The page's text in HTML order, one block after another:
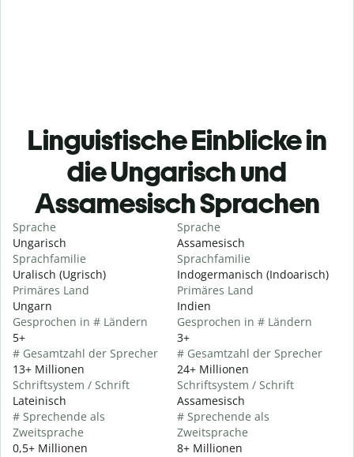
Linguistische Einblicke in
die Ungarisch und
Assamesisch Sprachen
Sprache
Ungarisch
Sprachfamilie
Uralisch (Ugrisch)
Primäres Land
Ungarn
Gesprochen in # Ländern
5+
# Gesamtzahl der Sprecher
13+ Millionen
Schriftsystem / Schrift
Lateinisch
# Sprechende als
Zweitsprache
0,5+ Millionen
Sprache
Assamesisch
Sprachfamilie
Indogermanisch (Indoarisch)
Primäres Land
Indien
Gesprochen in # Ländern
3+
# Gesamtzahl der Sprecher
24+ Millionen
Schriftsystem / Schrift
Assamesisch
# Sprechende als
Zweitsprache
8+ Millionen